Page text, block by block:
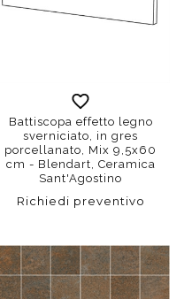
Battiscopa effetto legno
sverniciato, in gres
porcellanato, Mix 9,5x60
cm - Blendart, Ceramica
Sant'Agostino
Richiedi preventivo